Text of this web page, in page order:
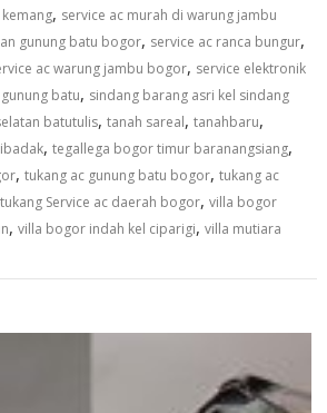
, service ac murah di warung jambu
gunung batu bogor, service ac ranca bungur,
ac warung jambu bogor, service elektronik
batu, sindang barang asri kel sindang
batutulis,tanah sareal,tanahbaru,
,tegallega bogor timur baranangsiang,
,tukang ac gunung batu bogor,tukang ac
tukang Service ac daerah bogor,villa bogor
,villa bogor indah kel ciparigi,villa mutiara